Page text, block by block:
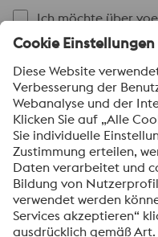
Ich möchte über
automatisch
SENDEN
Anti-Roboter-
Hier
Mit dem Absenden
personenbezogenen